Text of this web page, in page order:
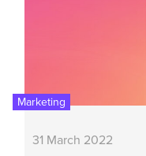
Marketing
31 March 2022